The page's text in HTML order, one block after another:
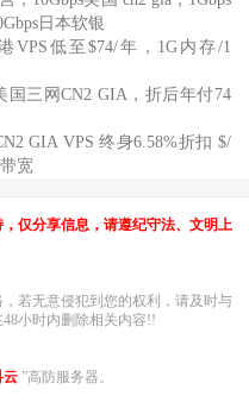
日本软银
VPS低至$74/年，1G内存/1
国三网CN2 GIA，折后年付74
GIA VPS 终身6.58%折扣 $/
宽
仅分享信息，请遵纪守法、文明上
若无意侵犯到您的权利，请及时与
48小时内删除相关内容!!
云 ”高防服务器。